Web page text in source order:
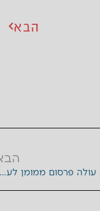
הבאהבא
כמה עולה פרסום